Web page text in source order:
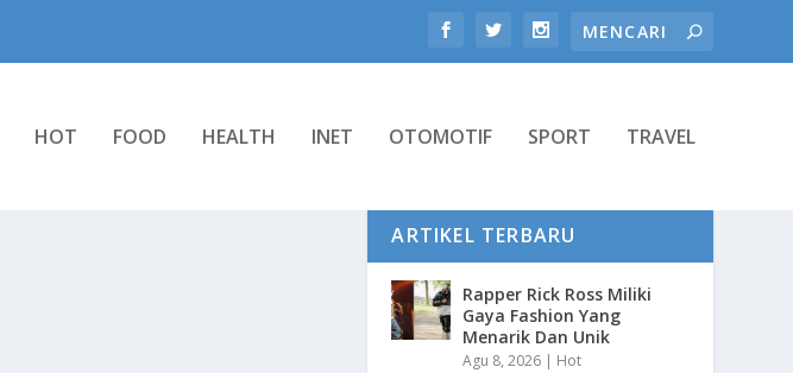
HOT FOOD HEALTH INET OTOMOTIF SPORT TRAVEL
ARTIKEL TERBARU
Rapper Rick Ross Miliki
Gaya Fashion Yang
Menarik Dan Unik
Agu 8, 2026 | Hot